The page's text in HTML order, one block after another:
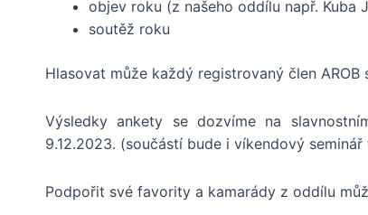
objev roku (z našeho oddílu např. Kuba
soutěž roku
Hlasovat může každý registrovaný člen
Výsledky ankety se dozvíme na
9.12.2023. (součástí bude i víkendový
Podpořit své favority a kamarády z oddílu